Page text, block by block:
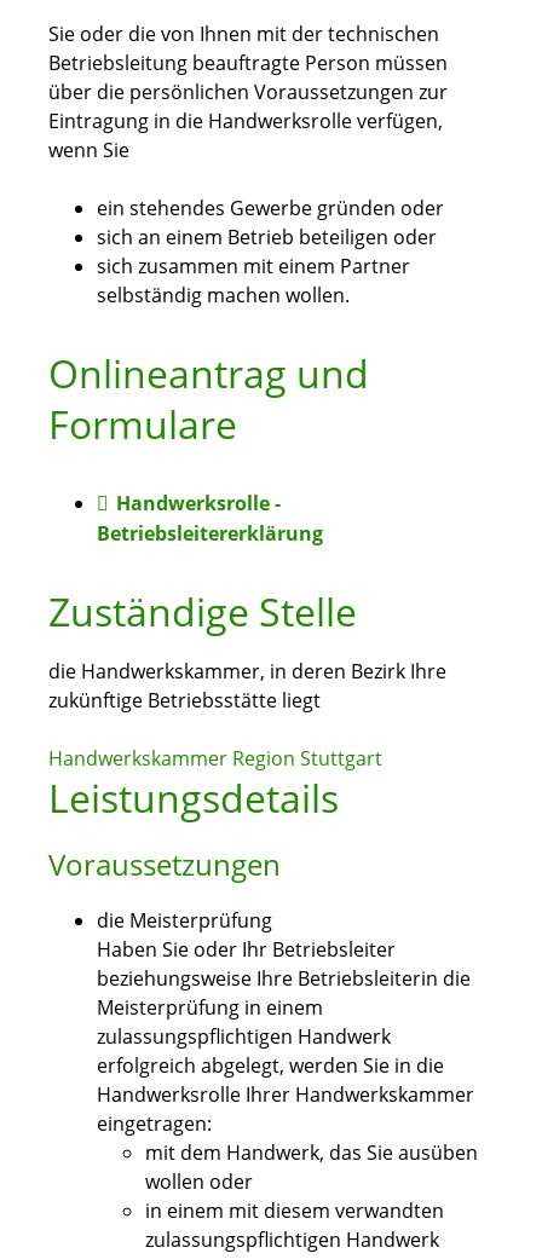
Sie oder die von Ihnen mit der technischen
Betriebsleitung beauftragte Person müssen
über die persönlichen Voraussetzungen zur
Eintragung in die Handwerksrolle verfügen,
wenn Sie
ein stehendes Gewerbe gründen oder
sich an einem Betrieb beteiligen oder
sich zusammen mit einem Partner
selbständig machen wollen.
Onlineantrag und
Formulare
Handwerksrolle -
Betriebsleitererklärung
Zuständige Stelle
die Handwerkskammer, in deren Bezirk Ihre
zukünftige Betriebsstätte liegt
Handwerkskammer Region Stuttgart
Leistungsdetails
Voraussetzungen
die Meisterprüfung
Haben Sie oder Ihr Betriebsleiter
beziehungsweise Ihre Betriebsleiterin die
Meisterprüfung in einem
zulassungspflichtigen Handwerk
erfolgreich abgelegt, werden Sie in die
Handwerksrolle Ihrer Handwerkskammer
eingetragen:
mit dem Handwerk, das Sie ausüben
wollen oder
in einem mit diesem verwandten
zulassungspflichtigen Handwerk